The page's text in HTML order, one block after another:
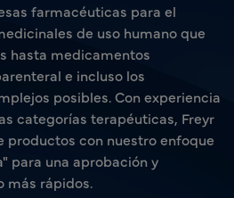
farmacéuticas para el
de uso humano que
hasta medicamentos
e incluso los
posibles. Con experiencia
categorías terapéuticas, Freyr
productos con nuestro enfoque
para una aprobación y
más rápidos.